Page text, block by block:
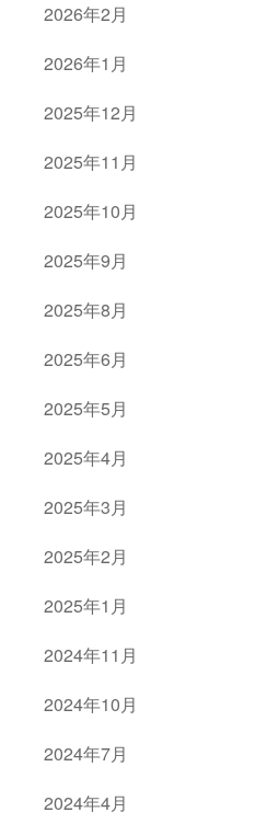
2026年2月
2026年1月
2025年12月
2025年11月
2025年10月
2025年9月
2025年8月
2025年6月
2025年5月
2025年4月
2025年3月
2025年2月
2025年1月
2024年11月
2024年10月
2024年7月
2024年4月